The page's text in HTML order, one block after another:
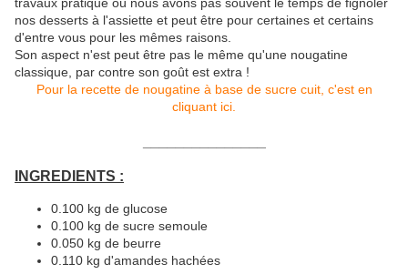
nos desserts à l'assiette et peut être pour certaines et certains
d'entre vous pour les mêmes raisons.
Son aspect n'est peut être pas le même qu'une nougatine
classique, par contre son goût est extra !
Pour la recette de nougatine à base de sucre cuit, c'est en
cliquant ici.
INGREDIENTS :
0.100 kg de glucose
0.100 kg de sucre semoule
0.050 kg de beurre
0.110 kg d'amandes hachées